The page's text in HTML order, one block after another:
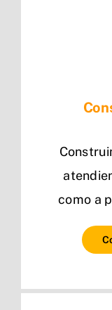
como a